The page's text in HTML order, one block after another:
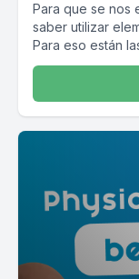
Para que se nos
saber utilizar
Para eso están